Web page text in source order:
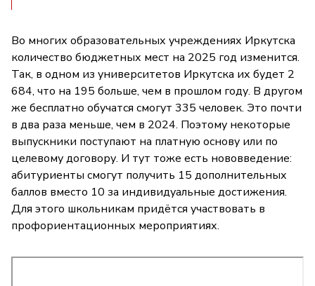
Во многих образовательных учреждениях Иркутска
количество бюджетных мест на 2025 год изменится.
Так, в одном из университетов Иркутска их будет 2
684, что на 195 больше, чем в прошлом году. В другом
же бесплатно обучатся смогут 335 человек. Это почти
в два раза меньше, чем в 2024. Поэтому некоторые
выпускники поступают на платную основу или по
целевому договору. И тут тоже есть нововведение:
абитуриенты смогут получить 15 дополнительных
баллов вместо 10 за индивидуальные достижения.
Для этого школьникам придётся участвовать в
профориентационных мероприятиях.